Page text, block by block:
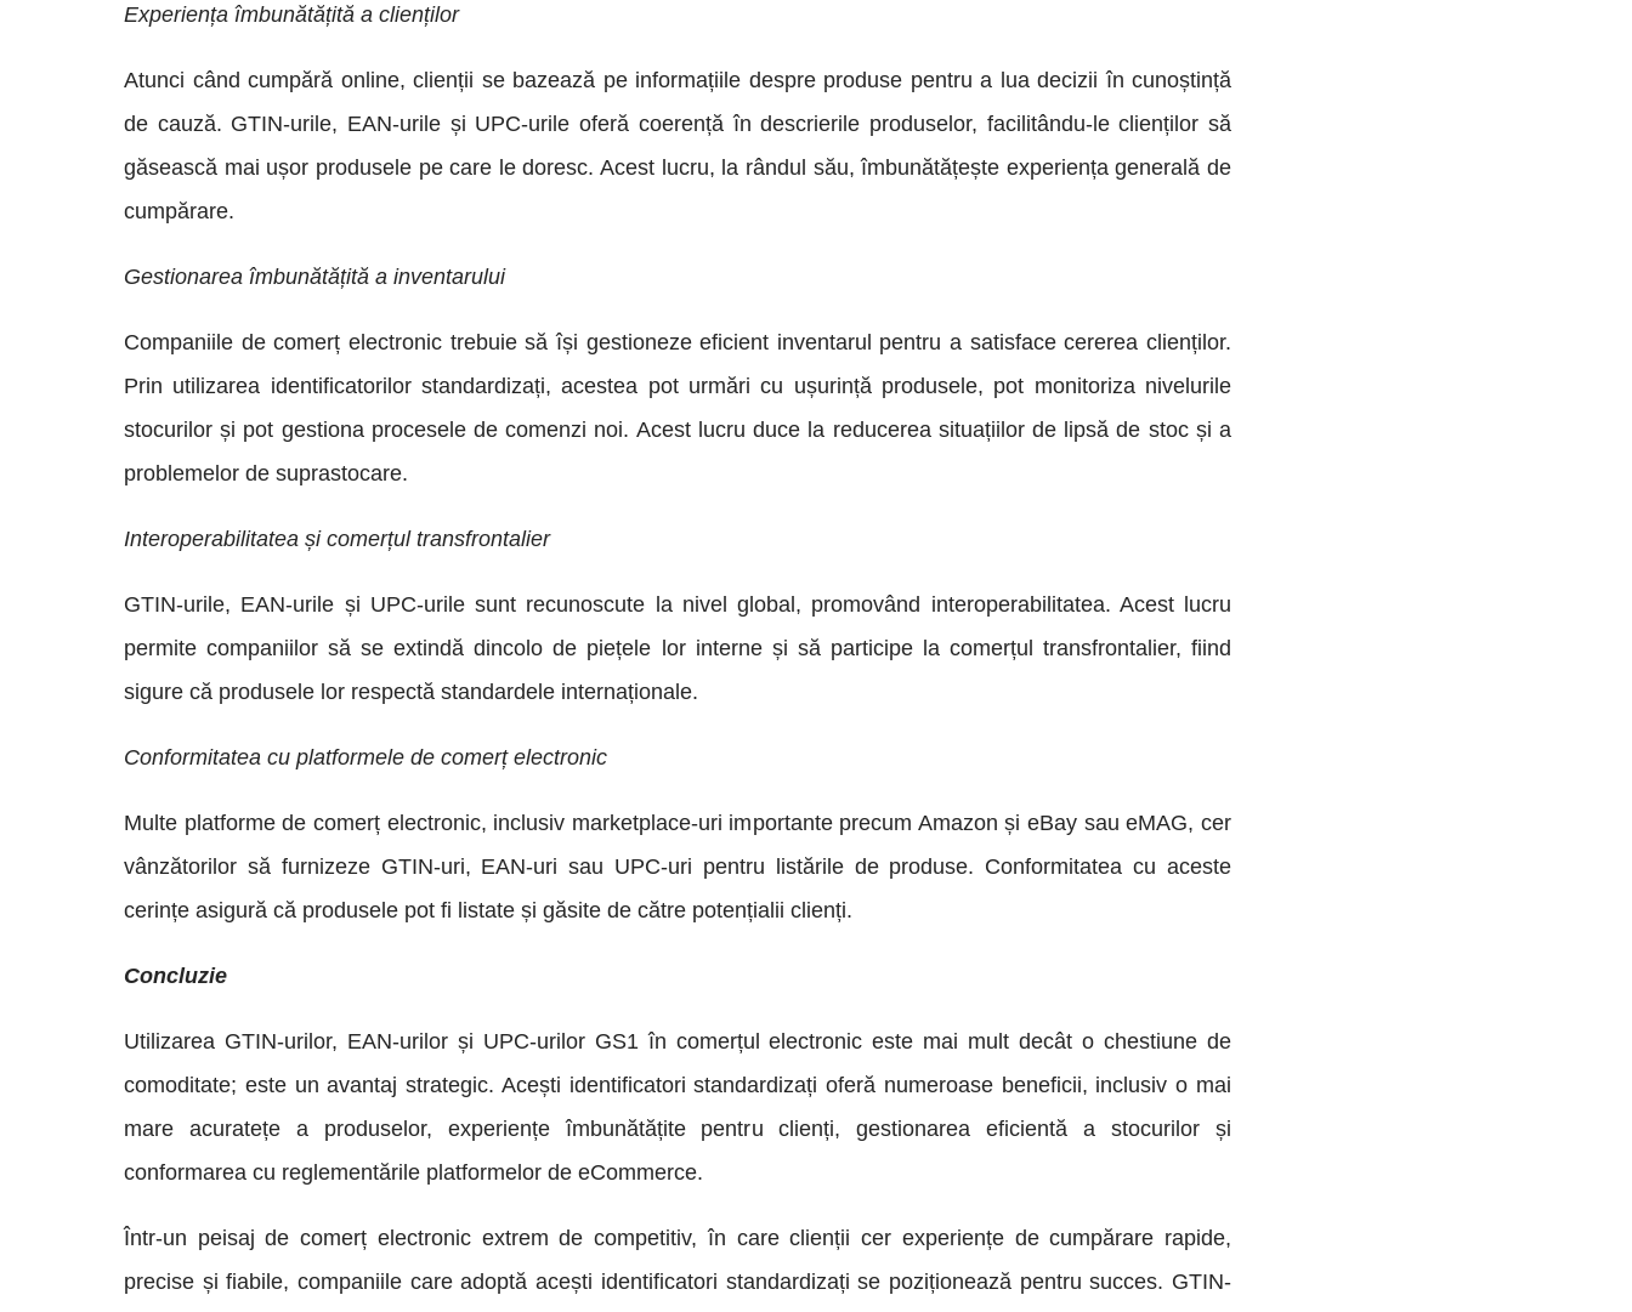
Experiența îmbunătățită a clienților
Atunci când cumpără online, clienții se bazează pe informațiile despre produse pentru a lua decizii în cunoștință
de cauză. GTIN-urile, EAN-urile și UPC-urile oferă coerență în descrierile produselor, facilitându-le clienților să
găsească mai ușor produsele pe care le doresc. Acest lucru, la rândul său, îmbunătățește experiența generală de
cumpărare.
Gestionarea îmbunătățită a inventarului
Companiile de comerț electronic trebuie să își gestioneze eficient inventarul pentru a satisface cererea clienților.
Prin utilizarea identificatorilor standardizați, acestea pot urmări cu ușurință produsele, pot monitoriza nivelurile
stocurilor și pot gestiona procesele de comenzi noi. Acest lucru duce la reducerea situațiilor de lipsă de stoc și a
problemelor de suprastocare.
Interoperabilitatea și comerțul transfrontalier
GTIN-urile, EAN-urile și UPC-urile sunt recunoscute la nivel global, promovând interoperabilitatea. Acest lucru
permite companiilor să se extindă dincolo de piețele lor interne și să participe la comerțul transfrontalier, fiind
sigure că produsele lor respectă standardele internaționale.
Conformitatea cu platformele de comerț electronic
Multe platforme de comerț electronic, inclusiv marketplace-uri importante precum Amazon și eBay sau eMAG, cer
vânzătorilor să furnizeze GTIN-uri, EAN-uri sau UPC-uri pentru listările de produse. Conformitatea cu aceste
cerințe asigură că produsele pot fi listate și găsite de către potențialii clienți.
Concluzie
Utilizarea GTIN-urilor, EAN-urilor și UPC-urilor GS1 în comerțul electronic este mai mult decât o chestiune de
comoditate; este un avantaj strategic. Acești identificatori standardizați oferă numeroase beneficii, inclusiv o mai
mare acuratețe a produselor, experiențe îmbunătățite pentru clienți, gestionarea eficientă a stocurilor și
conformarea cu reglementările platformelor de eCommerce.
Într-un peisaj de comerț electronic extrem de competitiv, în care clienții cer experiențe de cumpărare rapide,
precise și fiabile, companiile care adoptă acești identificatori standardizați se poziționează pentru succes. GTIN-